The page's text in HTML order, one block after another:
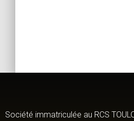
Société immatriculée au RCS